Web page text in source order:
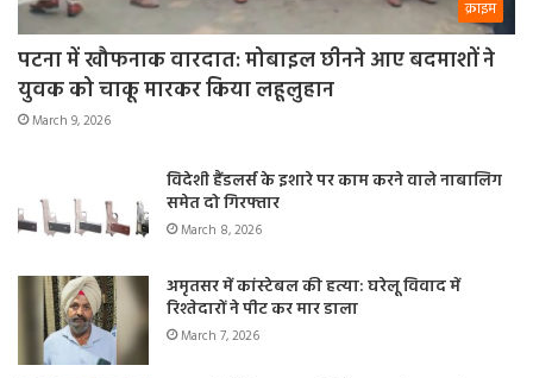
क्राइम
पटना में खौफनाक वारदात: मोबाइल छीनने आए बदमाशों ने
युवक को चाकू मारकर किया लहूलुहान
March 9, 2026
विदेशी हैंडलर्स के इशारे पर काम करने वाले नाबालिग
समेत दो गिरफ्तार
March 8, 2026
अमृतसर में कांस्टेबल की हत्या: घरेलू विवाद में
रिश्तेदारों ने पीट कर मार डाला
March 7, 2026